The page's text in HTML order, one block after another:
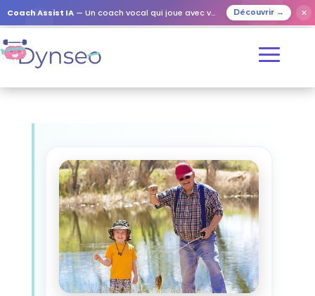
Coach Assist IA — Un coach vocal qui joue avec vos proches Découvrir → ✕